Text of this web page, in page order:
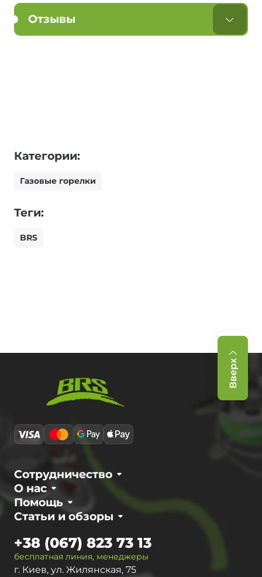
Отзывы
Категории:
Газовые горелки
Теги:
BRS
Вверх
О нас
Сотрудничество
Статьи и обзоры
Помощь
бесплатная линия, менеджеры
+38 (067) 823 73 13
г. Киев, ул. Жилянская, 75